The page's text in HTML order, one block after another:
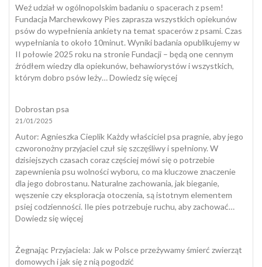
a
naturalny
spacer
Weź udział w ogólnopolskim badaniu o spacerach z psem!
Fundacja Marchewkowy Pies zaprasza wszystkich opiekunów
psów do wypełnienia ankiety na temat spacerów z psami. Czas
wypełniania to około 10minut. Wyniki badania opublikujemy w
II połowie 2025 roku na stronie Fundacji – będą one cennym
źródłem wiedzy dla opiekunów, behawiorystów i wszystkich,
którym dobro psów leży…Dowiedz się więcej:
badanie
ogólnopolskie
Dobrostan psa
21/01/2025
​Autor: Agnieszka Cieplik Każdy właściciel psa pragnie, aby jego
czworonożny przyjaciel czuł się szczęśliwy i spełniony. W
dzisiejszych czasach coraz częściej mówi się o potrzebie
zapewnienia psu wolności wyboru, co ma kluczowe znaczenie
dla jego dobrostanu. Naturalne zachowania, jak bieganie,
węszenie czy eksploracja otoczenia, są istotnym elementem
psiej codzienności. Ile pies potrzebuje ruchu, aby zachować…
Dowiedz się więcej:
Żegnając Przyjaciela: Jak w Polsce przeżywamy śmierć zwierząt
domowych i jak się z nią pogodzić